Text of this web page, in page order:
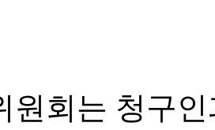
원회는 청구